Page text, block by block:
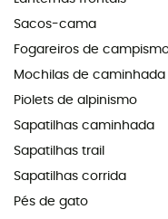
Sacos-cama
Fogareiros de
Mochilas de caminhada
Piolets de alpinismo
Sapatilhas caminhada
Sapatilhas trail
Sapatilhas corrida
Pés de gato